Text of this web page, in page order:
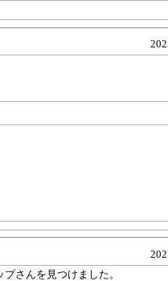
さんを見つけました。